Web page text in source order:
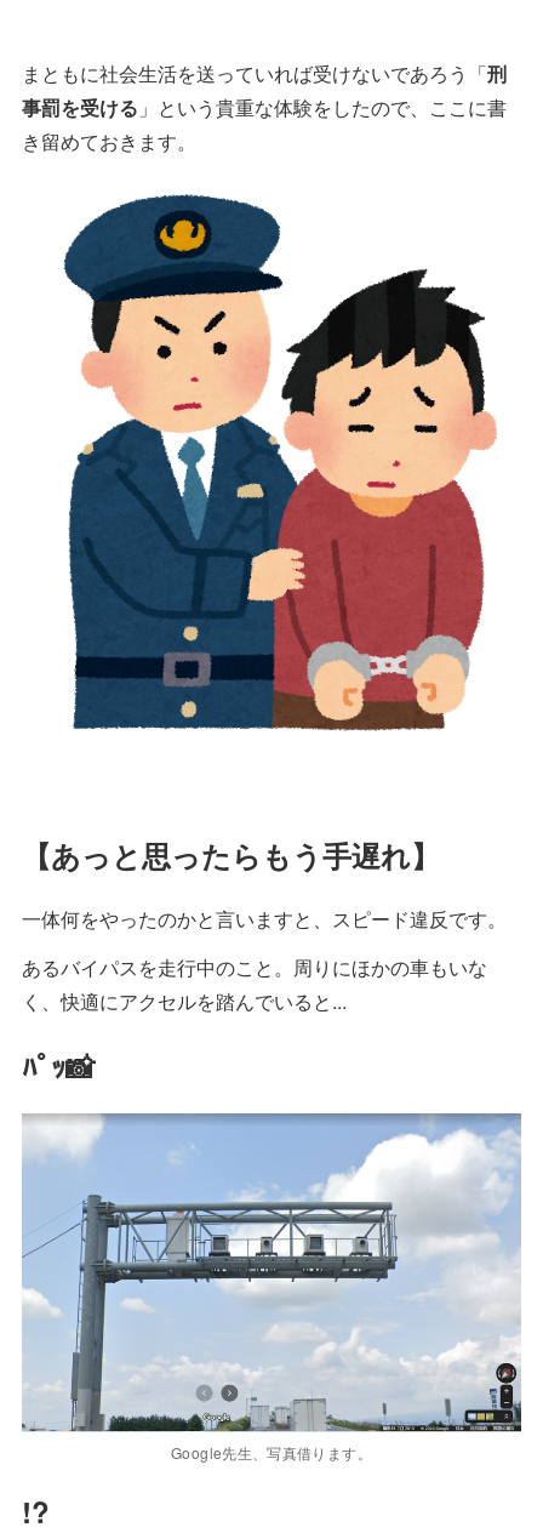
まともに社会生活を送っていれば受けないであろう「刑
事罰を受ける 」という貴重な体験をしたので、ここに書
き留めておきます。
【あっと思ったらもう手遅れ】
一体何をやったのかと言いますと、スピード違反です。
あるバイパスを走行中のこと。周りにほかの車もいな
く、快適にアクセルを踏んでいると...
ﾊﾟｯ📸
Google先生、写真借ります。
!?